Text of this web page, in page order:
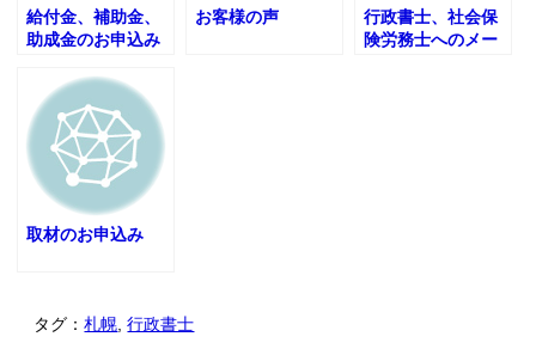
給付金、補助金、
助成金のお申込み
お客様の声
行政書士、社会保
険労務士へのメー
取材のお申込み
タグ：札幌 ,行政書士